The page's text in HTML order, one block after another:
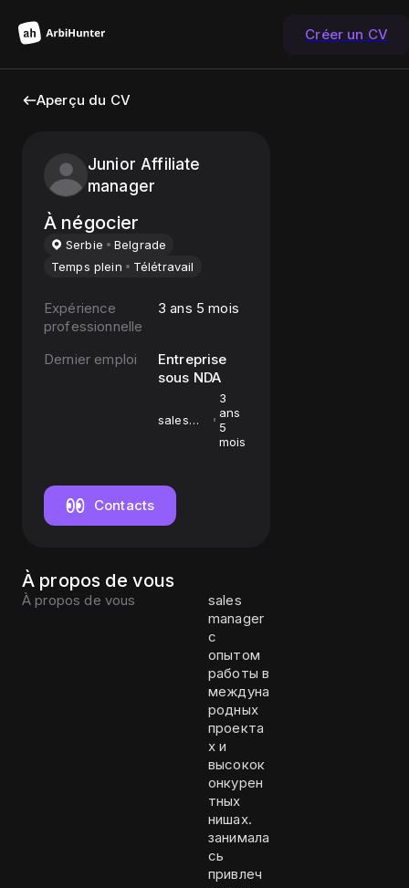
Créer un CV
Aperçu du CV
Junior Affiliate
manager
À négocier
Serbie
Belgrade
Temps plein
Télétravail
Expérience
professionnelle
3 ans 5 mois
Dernier emploi
Entreprise
sous NDA
sales
3
ans
5
mois
Contacts
À propos de vous
À propos de vous
sales
manager
с
опытом
работы в
междуна
родных
проекта
х и
высокок
онкурен
тных
нишах.
занимала
сь
привлеч